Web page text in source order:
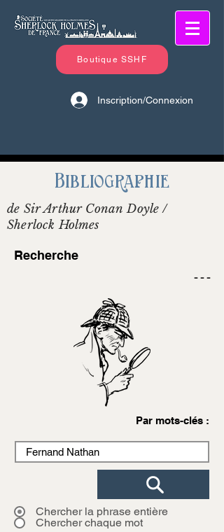
Boutique SSHF
Inscription/Connexion
Bibliographie
de Sir Arthur Conan Doyle /
Sherlock Holmes
Recherche
- - -
Par mots-clés :
Chercher la phrase entière
Chercher chaque mot